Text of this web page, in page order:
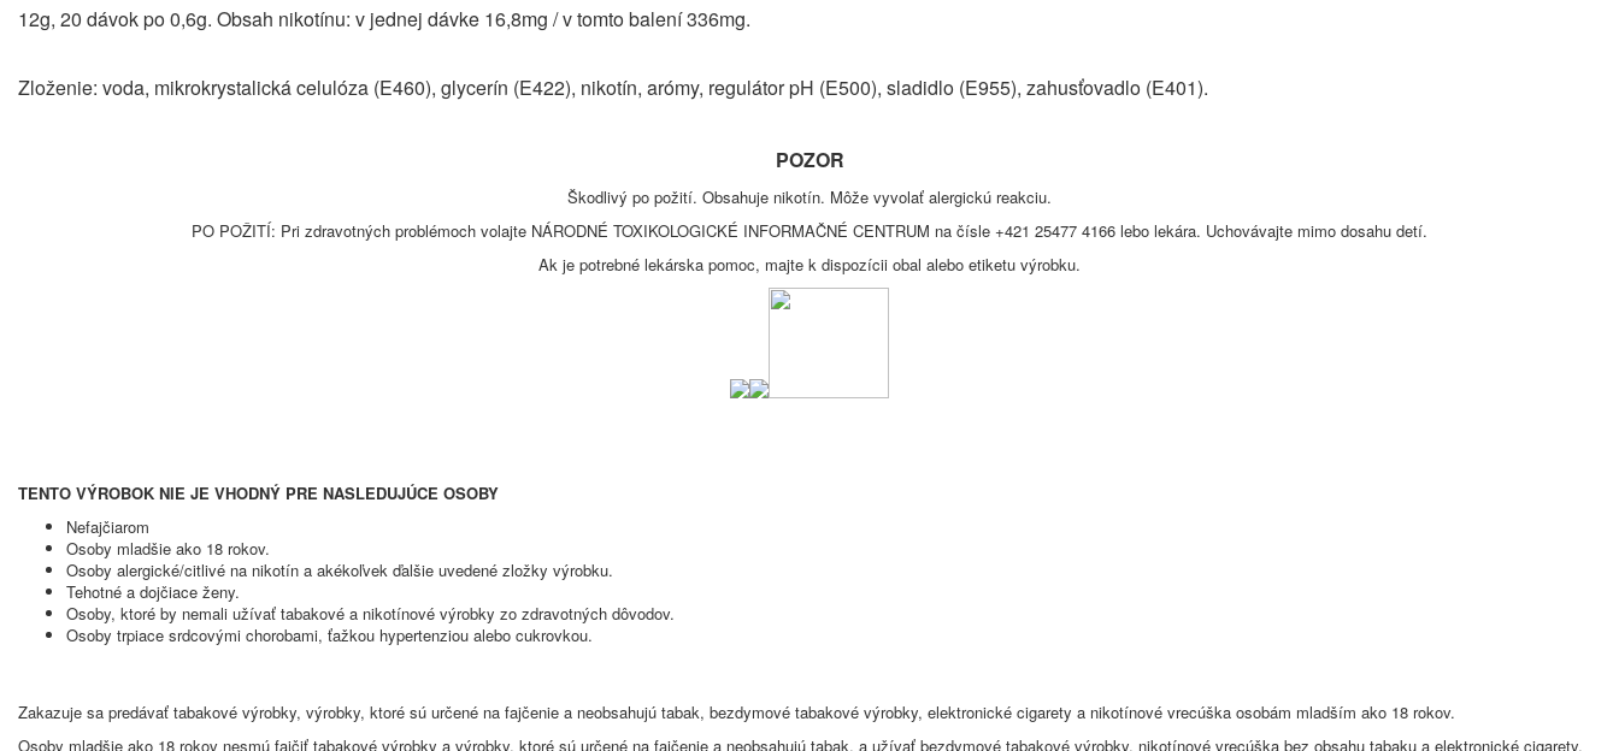
12g, 20 dávok po 0,6g. Obsah nikotínu: v jednej dávke 16,8mg / v tomto balení 336mg.
Zloženie: voda, mikrokrystalická celulóza (E460), glycerín (E422), nikotín, arómy, regulátor pH (E500), sladidlo (E955), zahusťovadlo (E401).
POZOR
Škodlivý po požití. Obsahuje nikotín. Môže vyvolať alergickú reakciu.
PO POŽITÍ: Pri zdravotných problémoch volajte NÁRODNÉ TOXIKOLOGICKÉ INFORMAČNÉ CENTRUM na čísle +421 25477 4166 lebo lekára. Uchovávajte mimo dosahu detí.
Ak je potrebné lekárska pomoc, majte k dispozícii obal alebo etiketu výrobku.
TENTO VÝROBOK NIE JE VHODNÝ PRE NASLEDUJÚCE OSOBY
Nefajčiarom
Osoby mladšie ako 18 rokov.
Osoby alergické/citlivé na nikotín a akékoľvek ďalšie uvedené zložky výrobku.
Tehotné a dojčiace ženy.
Osoby, ktoré by nemali užívať tabakové a nikotínové výrobky zo zdravotných dôvodov.
Osoby trpiace srdcovými chorobami, ťažkou hypertenziou alebo cukrovkou.
Zakazuje sa predávať tabakové výrobky, výrobky, ktoré sú určené na fajčenie a neobsahujú tabak, bezdymové tabakové výrobky, elektronické cigarety a nikotínové vrecúška osobám mladším ako 18 rokov.
Osoby mladšie ako 18 rokov nesmú fajčiť tabakové výrobky a výrobky, ktoré sú určené na fajčenie a neobsahujú tabak, a užívať bezdymové tabakové výrobky, nikotínové vrecúška bez obsahu tabaku a elektronické cigarety.